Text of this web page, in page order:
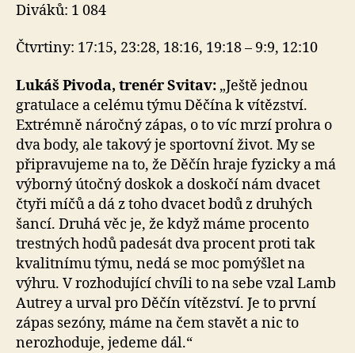
Diváků: 1 084
Čtvrtiny: 17:15, 23:28, 18:16, 19:18 – 9:9, 12:10
Lukáš Pivoda, trenér Svitav: „Ještě jednou
gratulace a celému týmu Děčína k vítězství.
Extrémně náročný zápas, o to víc mrzí prohra o
dva body, ale takový je sportovní život. My se
připravujeme na to, že Děčín hraje fyzicky a má
výborný útočný doskok a doskočí nám dvacet
čtyři míčů a dá z toho dvacet bodů z druhých
šancí. Druhá věc je, že když máme procento
trestných hodů padesát dva procent proti tak
kvalitnímu týmu, nedá se moc pomýšlet na
výhru. V rozhodující chvíli to na sebe vzal Lamb
Autrey a urval pro Děčín vítězství. Je to první
zápas sezóny, máme na čem stavět a nic to
nerozhoduje, jedeme dál.“